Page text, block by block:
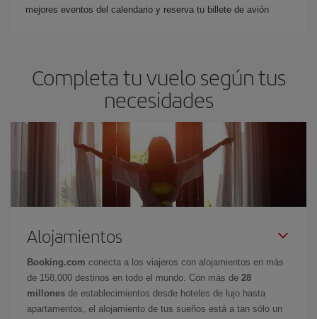
mejores eventos del calendario y reserva tu billete de avión
Completa tu vuelo según tus
necesidades
Alojamientos
Booking.com conecta a los viajeros con alojamientos en más
de 158.000 destinos en todo el mundo. Con más de 28
millones de establecimientos desde hoteles de lujo hasta
apartamentos, el alojamiento de tus sueños está a tan sólo un